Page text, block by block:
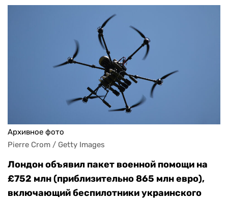
Архивное фото
Pierre Crom / Getty Images
Лондон объявил пакет военной помощи на
£752 млн (приблизительно 865 млн евро),
включающий беспилотники украинского